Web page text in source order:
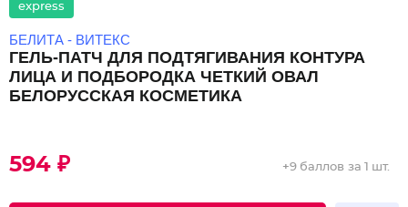
express
БЕЛИТА - ВИТЕКС
ГЕЛЬ-ПАТЧ ДЛЯ ПОДТЯГИВАНИЯ КОНТУРА
ЛИЦА И ПОДБОРОДКА ЧЕТКИЙ ОВАЛ
БЕЛОРУССКАЯ КОСМЕТИКА
594 ₽ +9 баллов за 1 шт.